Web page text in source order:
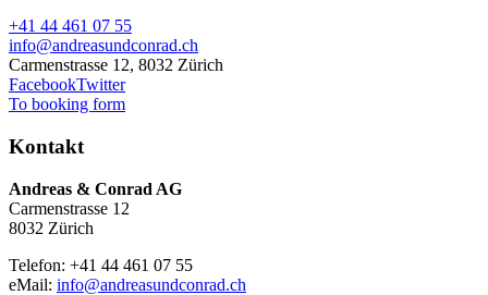
+41 44 461 07 55
info@andreasundconrad.ch
Carmenstrasse 12, 8032 Zürich
FacebookTwitter
To booking form
Kontakt
Andreas & Conrad AG
Carmenstrasse 12
8032 Zürich
Telefon: +41 44 461 07 55
eMail: info@andreasundconrad.ch